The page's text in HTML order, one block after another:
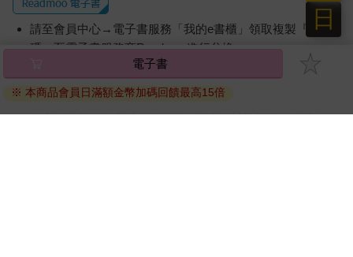
請至會員中心→電子書服務「我的e書櫃」領取複製『兌換
碼』至電子書服務商Readmoo進行兌換。
因版權保護，您在金石堂所購買的電子書僅能以金石堂專屬
的閱讀軟體開啟閱讀，無法以其他閱讀器或直接下載檔案。
電子書
※ 本商品會員日滿額金幣加碼回饋最高15倍
日